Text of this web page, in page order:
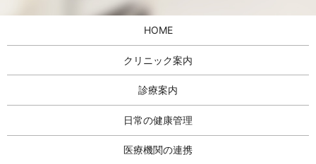
HOME
クリニック案内
診療案内
日常の健康管理
医療機関の連携